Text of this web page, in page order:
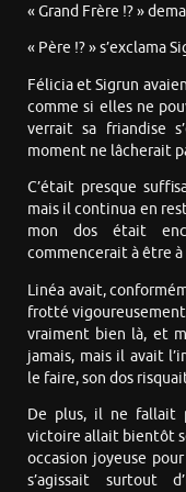
« Grand Frère !? »
« Père !? » s’exclama
Félicia et Sigrun
comme si elles ne
verrait sa friandise
moment ne lâcherait
C’était presque
mais il continua en
mon dos était
commencerait à être à
Linéa avait,
frotté
vraiment bien là, et
jamais, mais il avait
le faire, son dos
De plus, il ne fallait
victoire allait bientôt
occasion joyeuse
s’agissait surtout